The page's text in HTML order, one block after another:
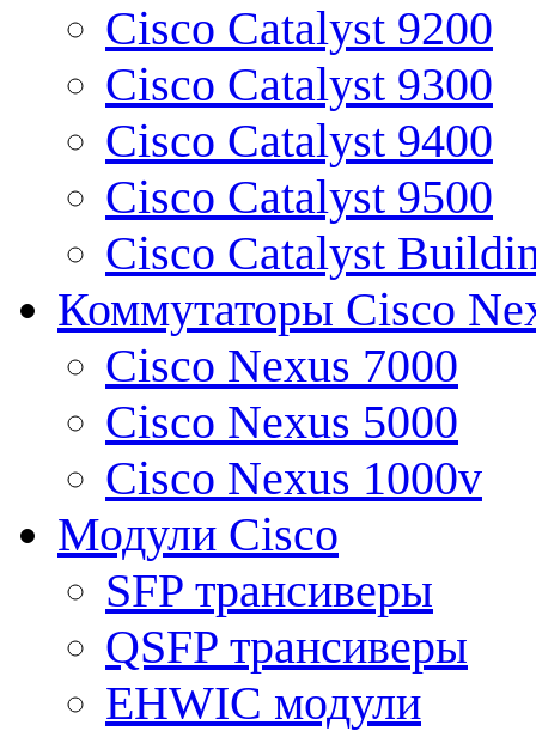
Cisco Catalyst 9200
Cisco Catalyst 9300
Cisco Catalyst 9400
Cisco Catalyst 9500
Cisco Catalyst
Коммутаторы Cisco
Cisco Nexus 7000
Cisco Nexus 5000
Cisco Nexus 1000v
Модули Cisco
SFP трансиверы
QSFP трансиверы
EHWIC модули